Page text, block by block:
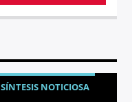
SÍNTESIS NOTICIOSA